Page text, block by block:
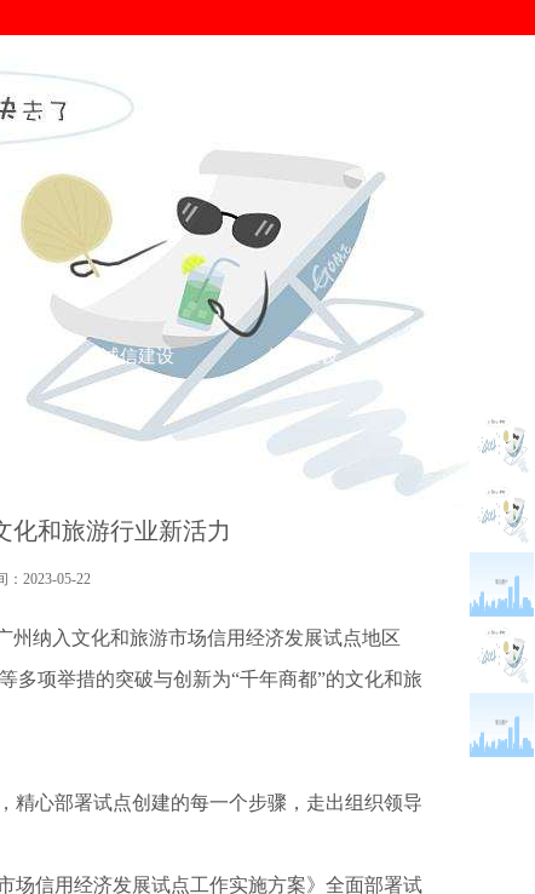
诚信建设 信用建设
您的位置： >诚信广东 诚信广东
化和旅游行业新活力
：2023-05-22
纳入文化和旅游市场信用经济发展试点地区
多项举措的突破与创新为“千年商都”的文化和旅
心部署试点创建的每一个步骤，走出组织领导
信用经济发展试点工作实施方案》全面部署试